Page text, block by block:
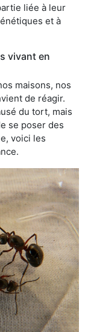
liée à leur
et à
vivant en
maisons, nos
de réagir.
du tort, mais
se poser des
voici les